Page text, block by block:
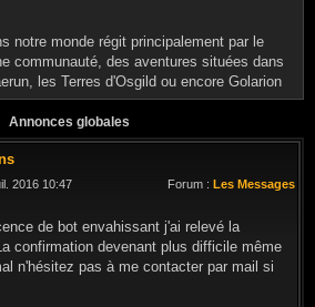
notre monde régit principalement par le
communauté, des aventures situées dans
les Terres d'Osgild ou encore Golarion
Annonces globales
2016 10:47 Forum : Les Messages
de bot envahissant j'ai relevé la
confirmation devenant plus difficile même
n'hésitez pas à me contacter par mail si